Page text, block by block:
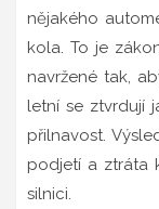
nějakého
kola. To je
navržené tak,
letní se ztvrdují
přilnavost.
podjetí a ztráta
silnici.